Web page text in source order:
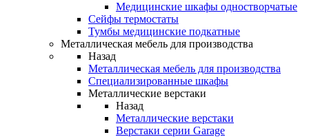
Медицинские шкафы одностворчатые
Сейфы термостаты
Тумбы медицинские подкатные
Металлическая мебель для производства
Назад
Металлическая мебель для производства
Cпециализированные шкафы
Металлические верстаки
Назад
Металлические верстаки
Верстаки серии Garage